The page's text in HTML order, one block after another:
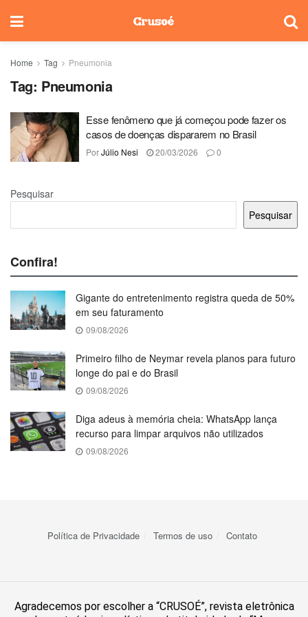
Home Tag Pneumonia
Tag: Pneumonia
Esse fenômeno que já começou pode fazer os
casos de doenças dispararem no Brasil
PorJúlio Nesi 20/03/2026 0
Pesquisar
Pesquisar
Confira!
Gigante do entretenimento registra queda de 50%
em seu faturamento
09/08/2026
Primeiro filho de Neymar revela planos para futuro
longe do pai e do Brasil
09/08/2026
Diga adeus à memória cheia: WhatsApp lança
recurso para limpar arquivos não utilizados
09/08/2026
Política de Privacidade Termos de uso Contato
Agradecemos por escolher a “CRUSOÉ”, revista eletrônica